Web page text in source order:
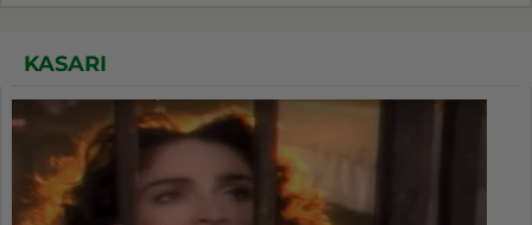
KASARI